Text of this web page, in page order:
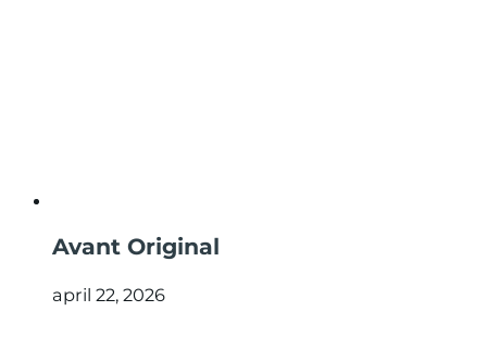
Avant Original
april 22, 2026